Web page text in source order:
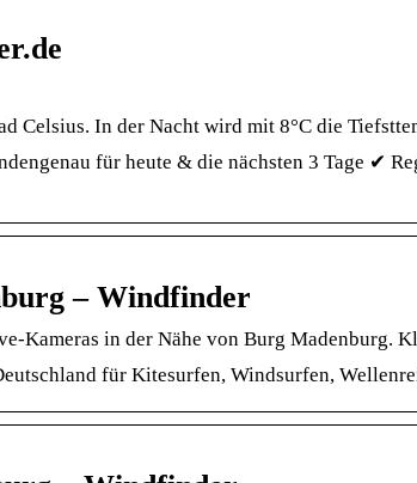
Celsius. In der Nacht wird mit 8°C die
für heute & die nächsten 3 Tage ✔
– Windfinder
Kameras in der Nähe von Burg Madenburg.
für Kitesurfen, Windsurfen,